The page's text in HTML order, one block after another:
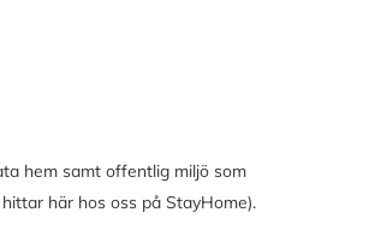
hem samt offentlig miljö som
här hos oss på StayHome).